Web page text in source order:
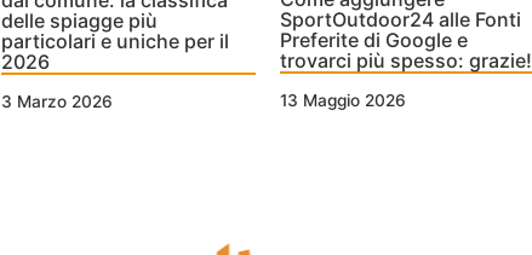
delle spiagge più
particolari e uniche per il
2026
3 Marzo 2026
SportOutdoor24 alle Fonti
Preferite di Google e
trovarci più spesso: grazie!
13 Maggio 2026